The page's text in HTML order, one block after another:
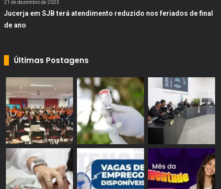
21 de dezembro de 2023
Jucerja em SJB terá atendimento reduzido nos feriados de final
de ano
Últimas Postagens